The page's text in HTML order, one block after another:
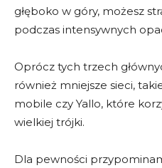
SKOPIUJ i
głęboko w góry, możesz
podczas intensywnych
Oprócz tych trzech
również mniejsze sieci,
mobile czy Yallo, które
wielkiej trójki.
Dla pewności